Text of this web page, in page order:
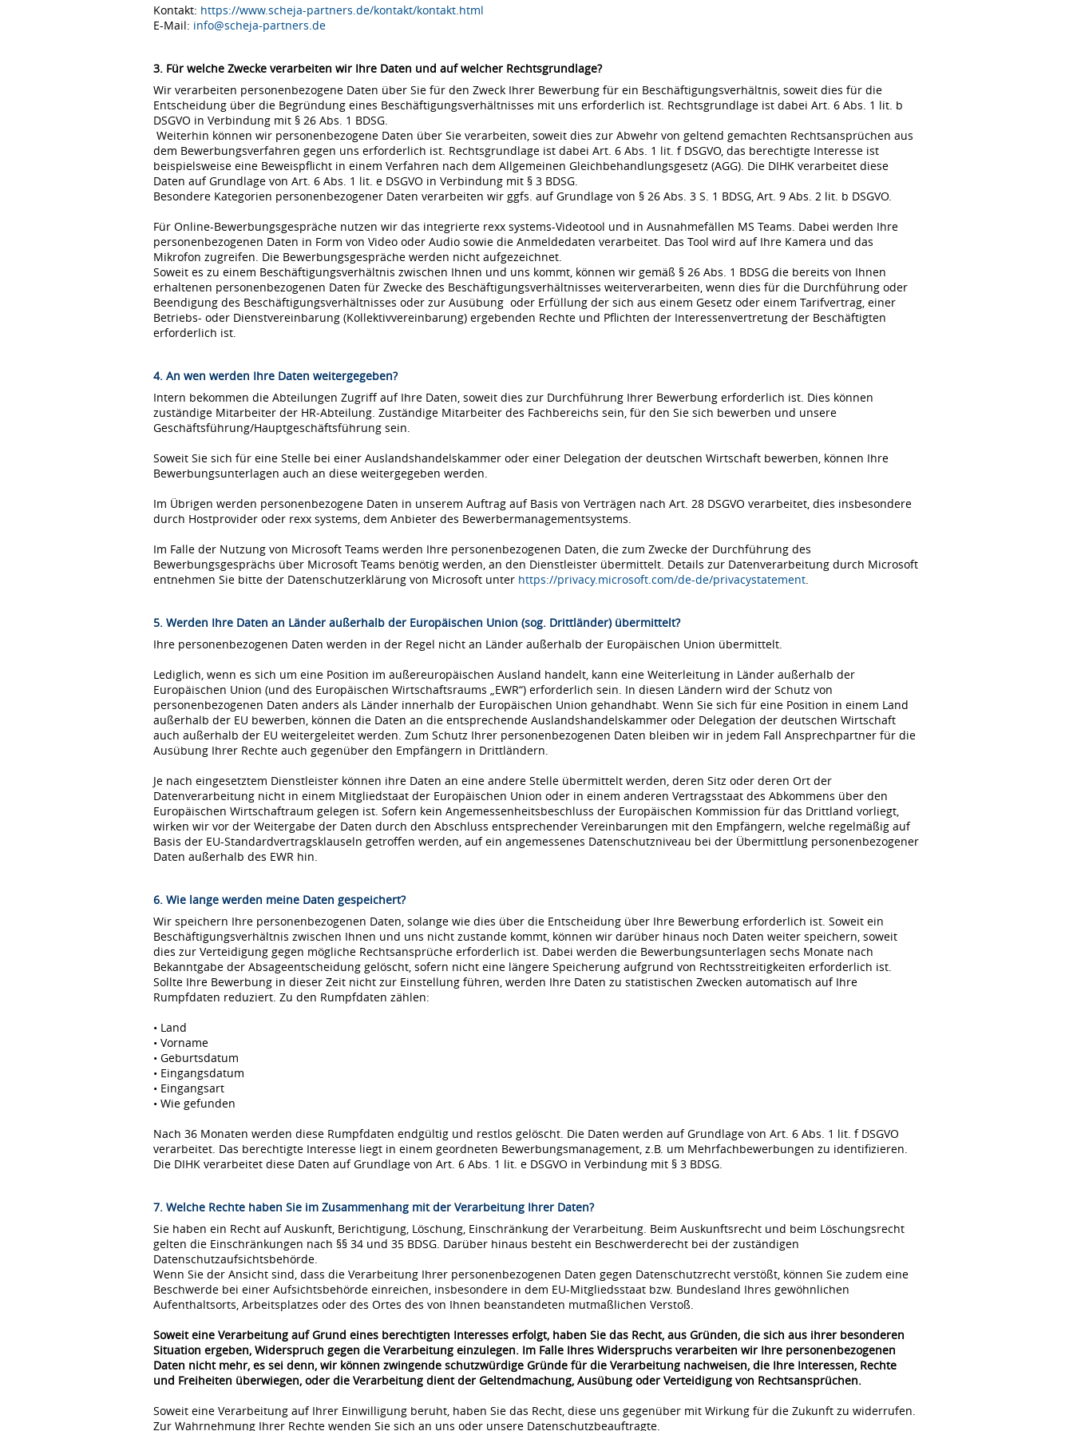
Kontakt: https://www.scheja-partners.de/kontakt/kontakt.html
E-Mail: info@scheja-partners.de
3. Für welche Zwecke verarbeiten wir Ihre Daten und auf welcher Rechtsgrundlage?
Wir verarbeiten personenbezogene Daten über Sie für den Zweck Ihrer Bewerbung für ein Beschäftigungsverhältnis, soweit dies für die
Entscheidung über die Begründung eines Beschäftigungsverhältnisses mit uns erforderlich ist. Rechtsgrundlage ist dabei Art. 6 Abs. 1 lit. b
DSGVO in Verbindung mit § 26 Abs. 1 BDSG.
Weiterhin können wir personenbezogene Daten über Sie verarbeiten, soweit dies zur Abwehr von geltend gemachten Rechtsansprüchen aus
dem Bewerbungsverfahren gegen uns erforderlich ist. Rechtsgrundlage ist dabei Art. 6 Abs. 1 lit. f DSGVO, das berechtigte Interesse ist
beispielsweise eine Beweispflicht in einem Verfahren nach dem Allgemeinen Gleichbehandlungsgesetz (AGG). Die DIHK verarbeitet diese
Daten auf Grundlage von Art. 6 Abs. 1 lit. e DSGVO in Verbindung mit § 3 BDSG.
Besondere Kategorien personenbezogener Daten verarbeiten wir ggfs. auf Grundlage von § 26 Abs. 3 S. 1 BDSG, Art. 9 Abs. 2 lit. b DSGVO.
Für Online-Bewerbungsgespräche nutzen wir das integrierte rexx systems-Videotool und in Ausnahmefällen MS Teams. Dabei werden Ihre
personenbezogenen Daten in Form von Video oder Audio sowie die Anmeldedaten verarbeitet. Das Tool wird auf Ihre Kamera und das
Mikrofon zugreifen. Die Bewerbungsgespräche werden nicht aufgezeichnet.
Soweit es zu einem Beschäftigungsverhältnis zwischen Ihnen und uns kommt, können wir gemäß § 26 Abs. 1 BDSG die bereits von Ihnen
erhaltenen personenbezogenen Daten für Zwecke des Beschäftigungsverhältnisses weiterverarbeiten, wenn dies für die Durchführung oder
Beendigung des Beschäftigungsverhältnisses oder zur Ausübung oder Erfüllung der sich aus einem Gesetz oder einem Tarifvertrag, einer
Betriebs- oder Dienstvereinbarung (Kollektivvereinbarung) ergebenden Rechte und Pflichten der Interessenvertretung der Beschäftigten
erforderlich ist.
4. An wen werden Ihre Daten weitergegeben?
Intern bekommen die Abteilungen Zugriff auf Ihre Daten, soweit dies zur Durchführung Ihrer Bewerbung erforderlich ist. Dies können
zuständige Mitarbeiter der HR-Abteilung. Zuständige Mitarbeiter des Fachbereichs sein, für den Sie sich bewerben und unsere
Geschäftsführung/Hauptgeschäftsführung sein.
Soweit Sie sich für eine Stelle bei einer Auslandshandelskammer oder einer Delegation der deutschen Wirtschaft bewerben, können Ihre
Bewerbungsunterlagen auch an diese weitergegeben werden.
Im Übrigen werden personenbezogene Daten in unserem Auftrag auf Basis von Verträgen nach Art. 28 DSGVO verarbeitet, dies insbesondere
durch Hostprovider oder rexx systems, dem Anbieter des Bewerbermanagementsystems.
Im Falle der Nutzung von Microsoft Teams werden Ihre personenbezogenen Daten, die zum Zwecke der Durchführung des
Bewerbungsgesprächs über Microsoft Teams benötig werden, an den Dienstleister übermittelt. Details zur Datenverarbeitung durch Microsoft
entnehmen Sie bitte der Datenschutzerklärung von Microsoft unter https://privacy.microsoft.com/de-de/privacystatement.
5. Werden Ihre Daten an Länder außerhalb der Europäischen Union (sog. Drittländer) übermittelt?
Ihre personenbezogenen Daten werden in der Regel nicht an Länder außerhalb der Europäischen Union übermittelt.
Lediglich, wenn es sich um eine Position im außereuropäischen Ausland handelt, kann eine Weiterleitung in Länder außerhalb der
Europäischen Union (und des Europäischen Wirtschaftsraums „EWR“) erforderlich sein. In diesen Ländern wird der Schutz von
personenbezogenen Daten anders als Länder innerhalb der Europäischen Union gehandhabt. Wenn Sie sich für eine Position in einem Land
außerhalb der EU bewerben, können die Daten an die entsprechende Auslandshandelskammer oder Delegation der deutschen Wirtschaft
auch außerhalb der EU weitergeleitet werden. Zum Schutz Ihrer personenbezogenen Daten bleiben wir in jedem Fall Ansprechpartner für die
Ausübung Ihrer Rechte auch gegenüber den Empfängern in Drittländern.
Je nach eingesetztem Dienstleister können ihre Daten an eine andere Stelle übermittelt werden, deren Sitz oder deren Ort der
Datenverarbeitung nicht in einem Mitgliedstaat der Europäischen Union oder in einem anderen Vertragsstaat des Abkommens über den
Europäischen Wirtschaftraum gelegen ist. Sofern kein Angemessenheitsbeschluss der Europäischen Kommission für das Drittland vorliegt,
wirken wir vor der Weitergabe der Daten durch den Abschluss entsprechender Vereinbarungen mit den Empfängern, welche regelmäßig auf
Basis der EU-Standardvertragsklauseln getroffen werden, auf ein angemessenes Datenschutzniveau bei der Übermittlung personenbezogener
Daten außerhalb des EWR hin.
6. Wie lange werden meine Daten gespeichert?
Wir speichern Ihre personenbezogenen Daten, solange wie dies über die Entscheidung über Ihre Bewerbung erforderlich ist. Soweit ein
Beschäftigungsverhältnis zwischen Ihnen und uns nicht zustande kommt, können wir darüber hinaus noch Daten weiter speichern, soweit
dies zur Verteidigung gegen mögliche Rechtsansprüche erforderlich ist. Dabei werden die Bewerbungsunterlagen sechs Monate nach
Bekanntgabe der Absageentscheidung gelöscht, sofern nicht eine längere Speicherung aufgrund von Rechtsstreitigkeiten erforderlich ist.
Sollte Ihre Bewerbung in dieser Zeit nicht zur Einstellung führen, werden Ihre Daten zu statistischen Zwecken automatisch auf Ihre
Rumpfdaten reduziert. Zu den Rumpfdaten zählen:
• Land
• Vorname
• Geburtsdatum
• Eingangsdatum
• Eingangsart
• Wie gefunden
Nach 36 Monaten werden diese Rumpfdaten endgültig und restlos gelöscht. Die Daten werden auf Grundlage von Art. 6 Abs. 1 lit. f DSGVO
verarbeitet. Das berechtigte Interesse liegt in einem geordneten Bewerbungsmanagement, z.B. um Mehrfachbewerbungen zu identifizieren.
Die DIHK verarbeitet diese Daten auf Grundlage von Art. 6 Abs. 1 lit. e DSGVO in Verbindung mit § 3 BDSG.
7. Welche Rechte haben Sie im Zusammenhang mit der Verarbeitung Ihrer Daten?
Sie haben ein Recht auf Auskunft, Berichtigung, Löschung, Einschränkung der Verarbeitung. Beim Auskunftsrecht und beim Löschungsrecht
gelten die Einschränkungen nach §§ 34 und 35 BDSG. Darüber hinaus besteht ein Beschwerderecht bei der zuständigen
Datenschutzaufsichtsbehörde.
Wenn Sie der Ansicht sind, dass die Verarbeitung Ihrer personenbezogenen Daten gegen Datenschutzrecht verstößt, können Sie zudem eine
Beschwerde bei einer Aufsichtsbehörde einreichen, insbesondere in dem EU-Mitgliedsstaat bzw. Bundesland Ihres gewöhnlichen
Aufenthaltsorts, Arbeitsplatzes oder des Ortes des von Ihnen beanstandeten mutmaßlichen Verstoß.
Soweit eine Verarbeitung auf Grund eines berechtigten Interesses erfolgt, haben Sie das Recht, aus Gründen, die sich aus ihrer besonderen
Situation ergeben, Widerspruch gegen die Verarbeitung einzulegen. Im Falle Ihres Widerspruchs verarbeiten wir Ihre personenbezogenen
Daten nicht mehr, es sei denn, wir können zwingende schutzwürdige Gründe für die Verarbeitung nachweisen, die Ihre Interessen, Rechte
und Freiheiten überwiegen, oder die Verarbeitung dient der Geltendmachung, Ausübung oder Verteidigung von Rechtsansprüchen.
Soweit eine Verarbeitung auf Ihrer Einwilligung beruht, haben Sie das Recht, diese uns gegenüber mit Wirkung für die Zukunft zu widerrufen.
Zur Wahrnehmung Ihrer Rechte wenden Sie sich an uns oder unsere Datenschutzbeauftragte.